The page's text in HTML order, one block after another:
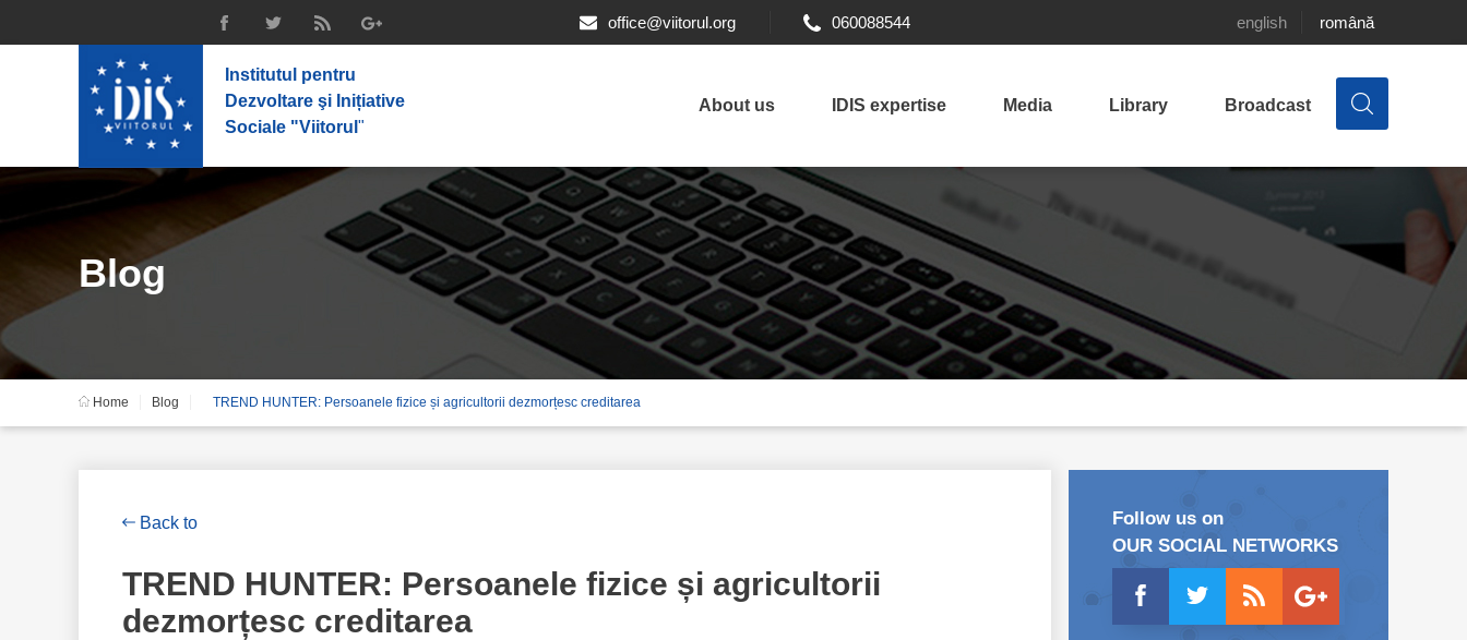
office@viitorul.org 060088544 english română
Institutul pentru
Dezvoltare şi Inițiative
Sociale "Viitorul "
About us IDIS expertise Media Library Broadcast
Blog
Home Blog TREND HUNTER: Persoanele fizice și agricultorii dezmorțesc creditarea
Back to
TREND HUNTER: Persoanele fizice și agricultorii
dezmorțesc creditarea
Follow us on
OUR SOCIAL NETWORKS